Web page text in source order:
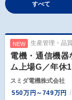
すべて
NEW 生産管理・品
電機・通信機
ム上場G／年休
スミダ電機株式会社
550万円～749万円